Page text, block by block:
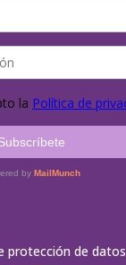
protección de datos